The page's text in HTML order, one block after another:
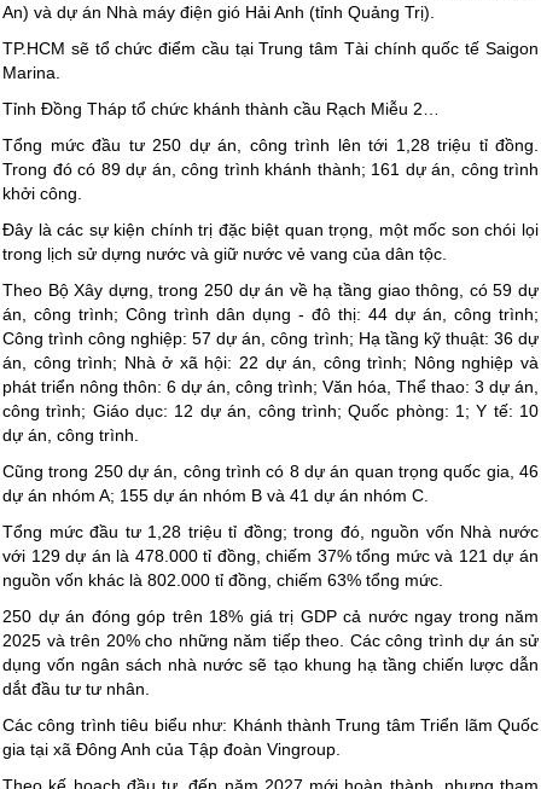
An) và dự án Nhà máy điện gió Hải Anh (tỉnh Quảng Trị).
TP.HCM sẽ tổ chức điểm cầu tại Trung tâm Tài chính quốc tế Saigon
Marina.
Tỉnh Đồng Tháp tổ chức khánh thành cầu Rạch Miễu 2…
Tổng mức đầu tư 250 dự án, công trình lên tới 1,28 triệu tỉ đồng.
Trong đó có 89 dự án, công trình khánh thành; 161 dự án, công trình
khởi công.
Đây là các sự kiện chính trị đặc biệt quan trọng, một mốc son chói lọi
trong lịch sử dựng nước và giữ nước vẻ vang của dân tộc.
Theo Bộ Xây dựng, trong 250 dự án về hạ tầng giao thông, có 59 dự
án, công trình; Công trình dân dụng - đô thị: 44 dự án, công trình;
Công trình công nghiệp: 57 dự án, công trình; Hạ tầng kỹ thuật: 36 dự
án, công trình; Nhà ở xã hội: 22 dự án, công trình; Nông nghiệp và
phát triển nông thôn: 6 dự án, công trình; Văn hóa, Thể thao: 3 dự án,
công trình; Giáo dục: 12 dự án, công trình; Quốc phòng: 1; Y tế: 10
dự án, công trình.
Cũng trong 250 dự án, công trình có 8 dự án quan trọng quốc gia, 46
dự án nhóm A; 155 dự án nhóm B và 41 dự án nhóm C.
Tổng mức đầu tư 1,28 triệu tỉ đồng; trong đó, nguồn vốn Nhà nước
với 129 dự án là 478.000 tỉ đồng, chiếm 37% tổng mức và 121 dự án
nguồn vốn khác là 802.000 tỉ đồng, chiếm 63% tổng mức.
250 dự án đóng góp trên 18% giá trị GDP cả nước ngay trong năm
2025 và trên 20% cho những năm tiếp theo. Các công trình dự án sử
dụng vốn ngân sách nhà nước sẽ tạo khung hạ tầng chiến lược dẫn
dắt đầu tư tư nhân.
Các công trình tiêu biểu như: Khánh thành Trung tâm Triển lãm Quốc
gia tại xã Đông Anh của Tập đoàn Vingroup.